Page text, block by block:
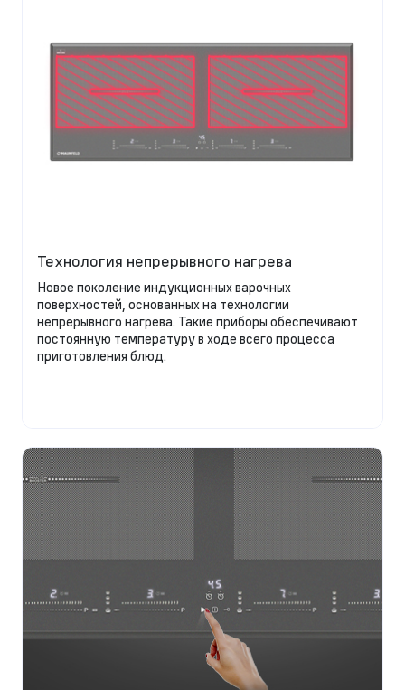
Технология непрерывного нагрева
Новое поколение индукционных варочных
поверхностей, основанных на технологии
непрерывного нагрева. Такие приборы обеспечивают
постоянную температуру в ходе всего процесса
приготовления блюд.